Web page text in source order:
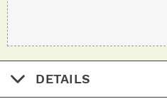
DETAILS